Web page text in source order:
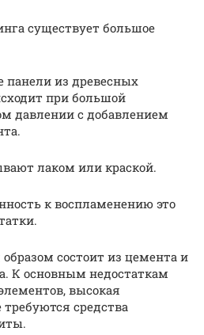
существует большое
из древесных
при большой
давлении с добавлением
лаком или краской.
к воспламенению это
состоит из цемента и
К основным недостаткам
высокая
средства